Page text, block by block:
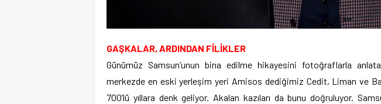
GAŞKALAR, ARDINDAN FİLİKLER
Günümüz Samsun’unun bina edilme hikayesini fotoğraflarla
merkezde en eski yerleşim yeri Amisos dediğimiz Cedit, Liman ve
700’lü yıllara denk geliyor. Akalan kazıları da bunu doğruluyor.